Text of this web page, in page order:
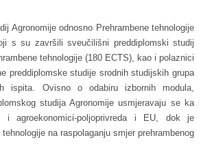
Agronomije odnosno Prehrambene tehnologije
s su završili sveučilišni preddiplomski studij
tehnologije (180 ECTS), kao i polaznici
preddiplomske studije srodnih studijskih grupa
ispita. Ovisno o odabiru izbornih modula,
studija Agronomije usmjeravaju se ka
i agroekonomici-poljoprivreda i EU, dok je
na raspolaganju smjer prehrambenog